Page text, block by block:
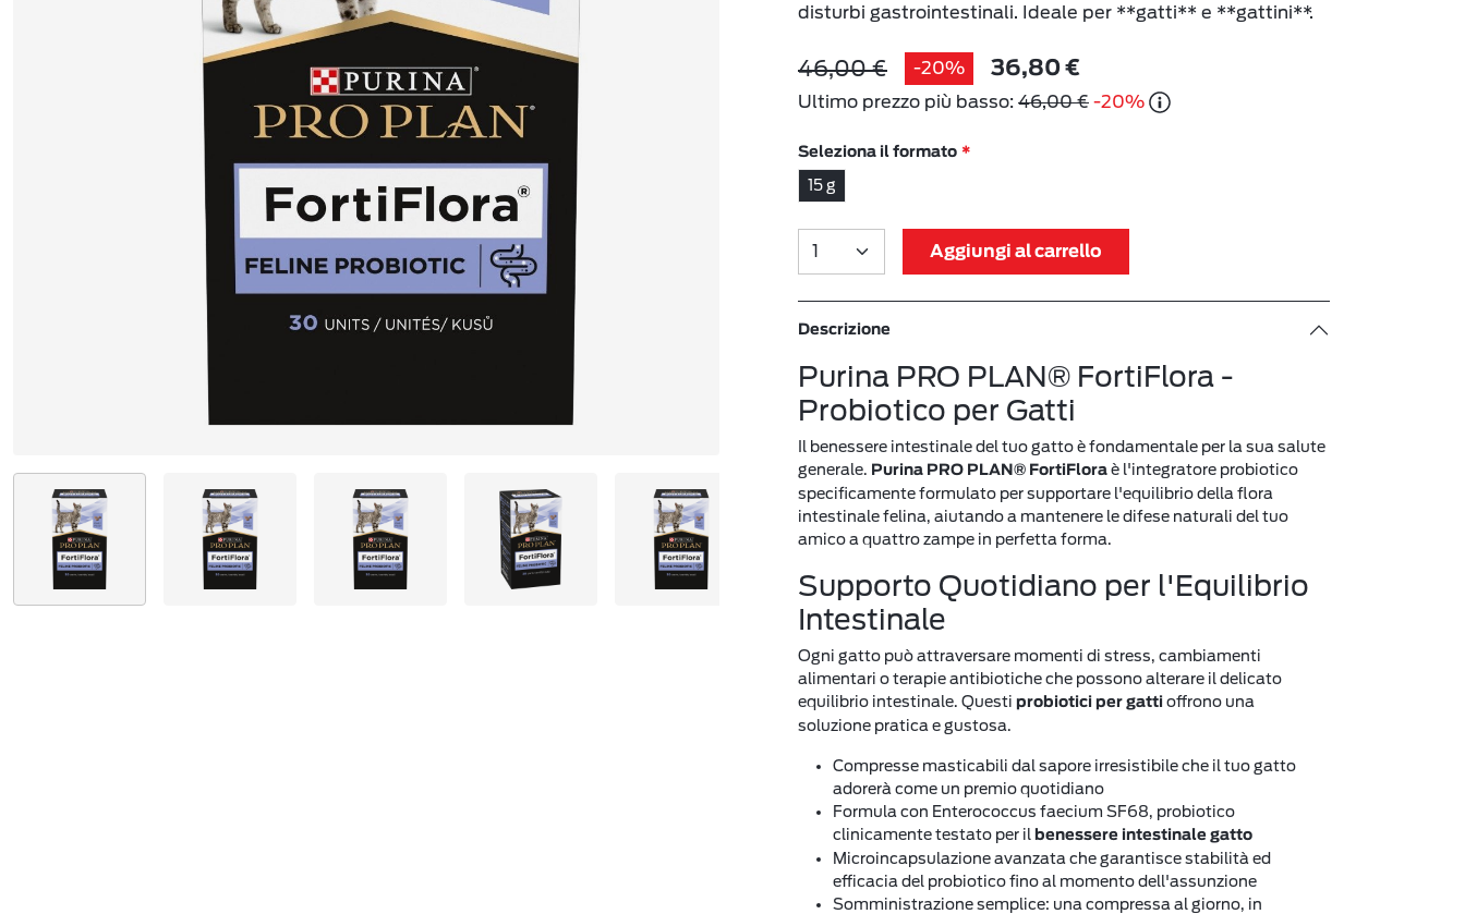
disturbi gastrointestinali. Ideale per **gatti** e **gattini**.
46,00 € -20% 36,80 €
Ultimo prezzo più basso: 46,00 € -20%
Seleziona il formato
15 g
Aggiungi al carrello
Descrizione
Purina PRO PLAN® FortiFlora -
Probiotico per Gatti
Il benessere intestinale del tuo gatto è fondamentale per la sua salute
generale. Purina PRO PLAN® FortiFlora è l'integratore probiotico
specificamente formulato per supportare l'equilibrio della flora
intestinale felina, aiutando a mantenere le difese naturali del tuo
amico a quattro zampe in perfetta forma.
Supporto Quotidiano per l'Equilibrio
Intestinale
Ogni gatto può attraversare momenti di stress, cambiamenti
alimentari o terapie antibiotiche che possono alterare il delicato
equilibrio intestinale. Questi probiotici per gatti offrono una
soluzione pratica e gustosa.
Compresse masticabili dal sapore irresistibile che il tuo gatto
adorerà come un premio quotidiano
Formula con Enterococcus faecium SF68, probiotico
clinicamente testato per il benessere intestinale gatto
Microincapsulazione avanzata che garantisce stabilità ed
efficacia del probiotico fino al momento dell'assunzione
Somministrazione semplice: una compressa al giorno, in